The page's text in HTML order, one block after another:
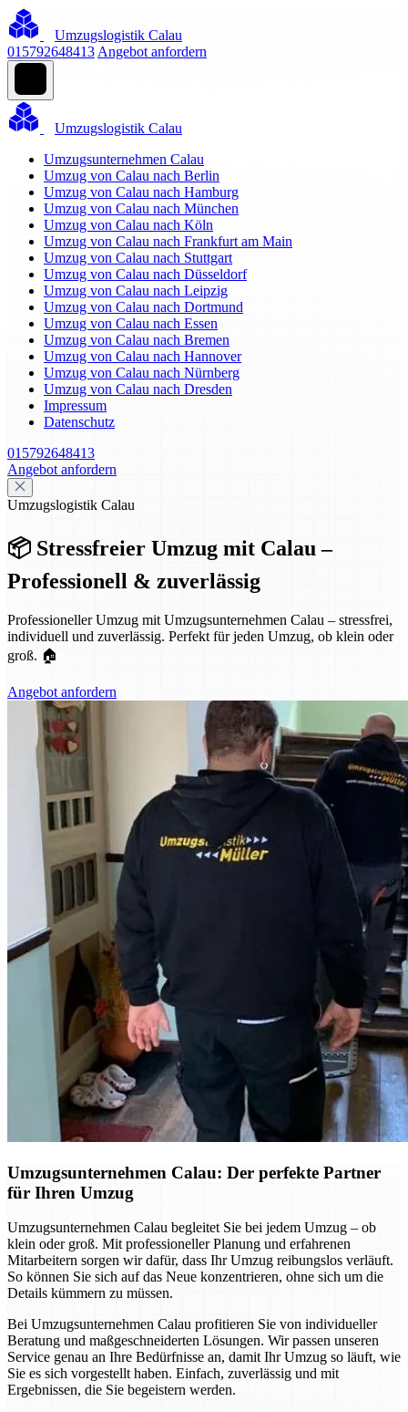
Umzugslogistik Calau
015792648413 Angebot anfordern
Umzugslogistik Calau
Umzugsunternehmen Calau
Umzug von Calau nach Berlin
Umzug von Calau nach Hamburg
Umzug von Calau nach München
Umzug von Calau nach Köln
Umzug von Calau nach Frankfurt am Main
Umzug von Calau nach Stuttgart
Umzug von Calau nach Düsseldorf
Umzug von Calau nach Leipzig
Umzug von Calau nach Dortmund
Umzug von Calau nach Essen
Umzug von Calau nach Bremen
Umzug von Calau nach Hannover
Umzug von Calau nach Nürnberg
Umzug von Calau nach Dresden
Impressum
Datenschutz
015792648413
Angebot anfordern
Umzugslogistik Calau
📦 Stressfreier Umzug mit Calau –
Professionell & zuverlässig
Professioneller Umzug mit Umzugsunternehmen Calau – stressfrei,
individuell und zuverlässig. Perfekt für jeden Umzug, ob klein oder
groß. 🏠
Angebot anfordern
Umzugsunternehmen Calau: Der perfekte Partner
für Ihren Umzug
Umzugsunternehmen Calau begleitet Sie bei jedem Umzug – ob
klein oder groß. Mit professioneller Planung und erfahrenen
Mitarbeitern sorgen wir dafür, dass Ihr Umzug reibungslos verläuft.
So können Sie sich auf das Neue konzentrieren, ohne sich um die
Details kümmern zu müssen.
Bei Umzugsunternehmen Calau profitieren Sie von individueller
Beratung und maßgeschneiderten Lösungen. Wir passen unseren
Service genau an Ihre Bedürfnisse an, damit Ihr Umzug so läuft, wie
Sie es sich vorgestellt haben. Einfach, zuverlässig und mit
Ergebnissen, die Sie begeistern werden.